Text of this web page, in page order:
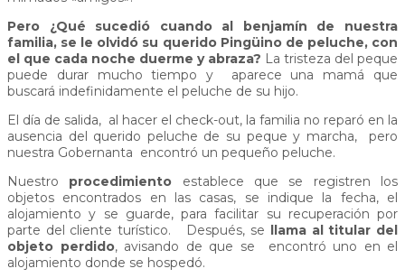
Pero ¿Qué sucedió cuando al benjamín de nuestra
familia, se le olvidó su querido Pingüino de peluche, con
el que cada noche duerme y abraza? La tristeza del peque
puede durar mucho tiempo y aparece una mamá que
buscará indefinidamente el peluche de su hijo.
El día de salida, al hacer el check-out, la familia no reparó en la
ausencia del querido peluche de su peque y marcha, pero
nuestra Gobernanta encontró un pequeño peluche.
Nuestro procedimiento establece que se registren los
objetos encontrados en las casas, se indique la fecha, el
alojamiento y se guarde, para facilitar su recuperación por
parte del cliente turístico. Después, se llama al titular del
objeto perdido, avisando de que se encontró uno en el
alojamiento donde se hospedó.